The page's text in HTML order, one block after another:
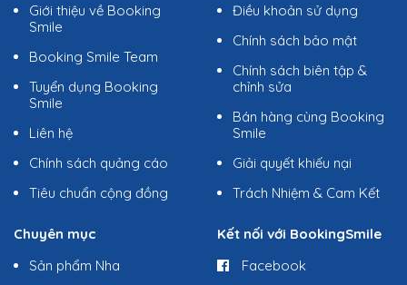
Giới thiệu về Booking
Smile
Booking Smile Team
Tuyển dụng Booking
Smile
Liên hệ
Chính sách quảng cáo
Tiêu chuẩn cộng đồng
Điều khoản sử dụng
Chính sách bảo mật
Chính sách biên tập &
chỉnh sửa
Bán hàng cùng Booking
Smile
Giải quyết khiếu nại
Trách Nhiệm & Cam Kết
Chuyên mục
Sản phẩm Nha
Kết nối với BookingSmile
Facebook